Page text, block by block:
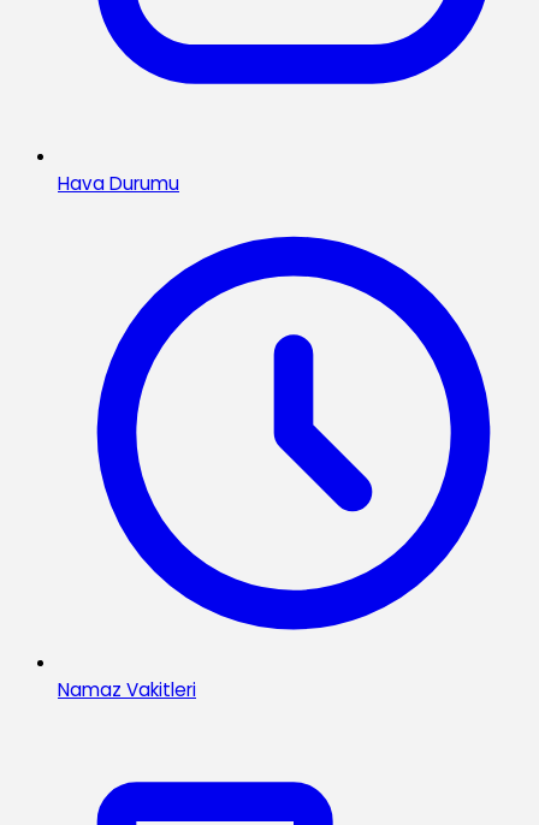
Hava Durumu
Namaz Vakitleri